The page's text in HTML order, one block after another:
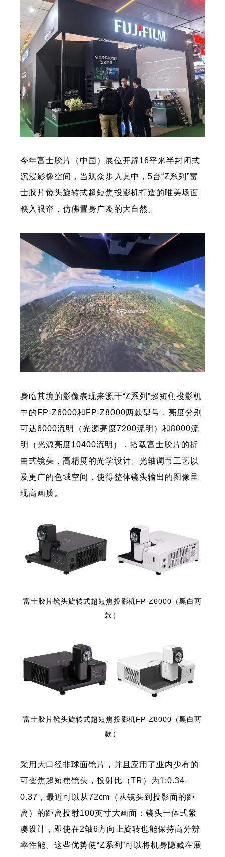
今年富士胶片（中国）展位开辟16平米半封闭式
沉浸影像空间，当观众步入其中，5台“Z系列”富
士胶片镜头旋转式超短焦投影机打造的唯美场面
映入眼帘，仿佛置身广袤的大自然。
身临其境的影像表现来源于“Z系列”超短焦投影机
中的FP-Z6000和FP-Z8000两款型号，亮度分别
可达6000流明（光源亮度7200流明）和8000流
明（光源亮度10400流明），搭载富士胶片的折
曲式镜头，高精度的光学设计、光轴调节工艺以
及更广的色域空间，使得整体镜头输出的图像呈
现高画质。
富士胶片镜头旋转式超短焦投影机FP-Z6000（黑白两
款）
富士胶片镜头旋转式超短焦投影机FP-Z8000（黑白两
款）
采用大口径非球面镜片，并且应用了业内少有的
可变焦超短焦镜头，投射比（TR）为1:0.34-
0.37，最近可以从72cm（从镜头到投影面的距
离）的距离投射100英寸大画面；镜头一体式紧
凑设计，即使在2轴6方向上旋转也能保持高分辨
率性能。这些优势使“Z系列”可以将机身隐藏在展